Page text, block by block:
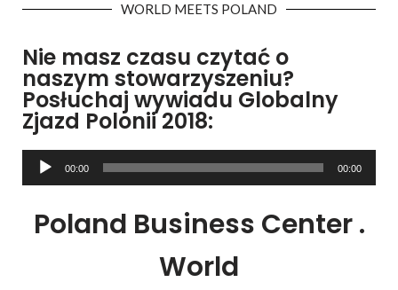
WORLD MEETS POLAND
Nie masz czasu czytać o
naszym stowarzyszeniu?
Posłuchaj wywiadu Globalny
Zjazd Polonii 2018:
Odtwarzacz
00:00 00:00
Poland Business Center .
World